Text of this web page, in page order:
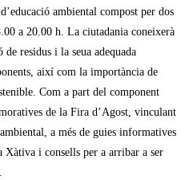
ambiental compost per dos
a 20.00 h. La ciutadania coneixerà
residus i la seua adequada
així com la importància de
Com a part del component
de la Fira d’Agost, vinculant
a més de guies informatives
Xàtiva i consells per a arribar a ser